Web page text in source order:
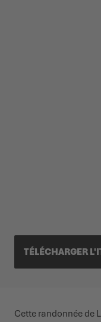
TÉLÉCHARGER
Cette randonnée de